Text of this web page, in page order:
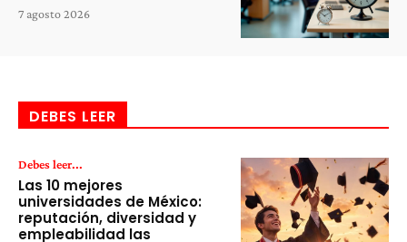
7 agosto 2026
DEBES LEER
Debes leer...
Las 10 mejores
universidades de México:
reputación, diversidad y
empleabilidad las